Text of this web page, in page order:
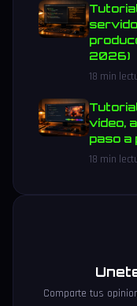
2026)
18 min
vídeo,
paso a
18 min
Comparte tus